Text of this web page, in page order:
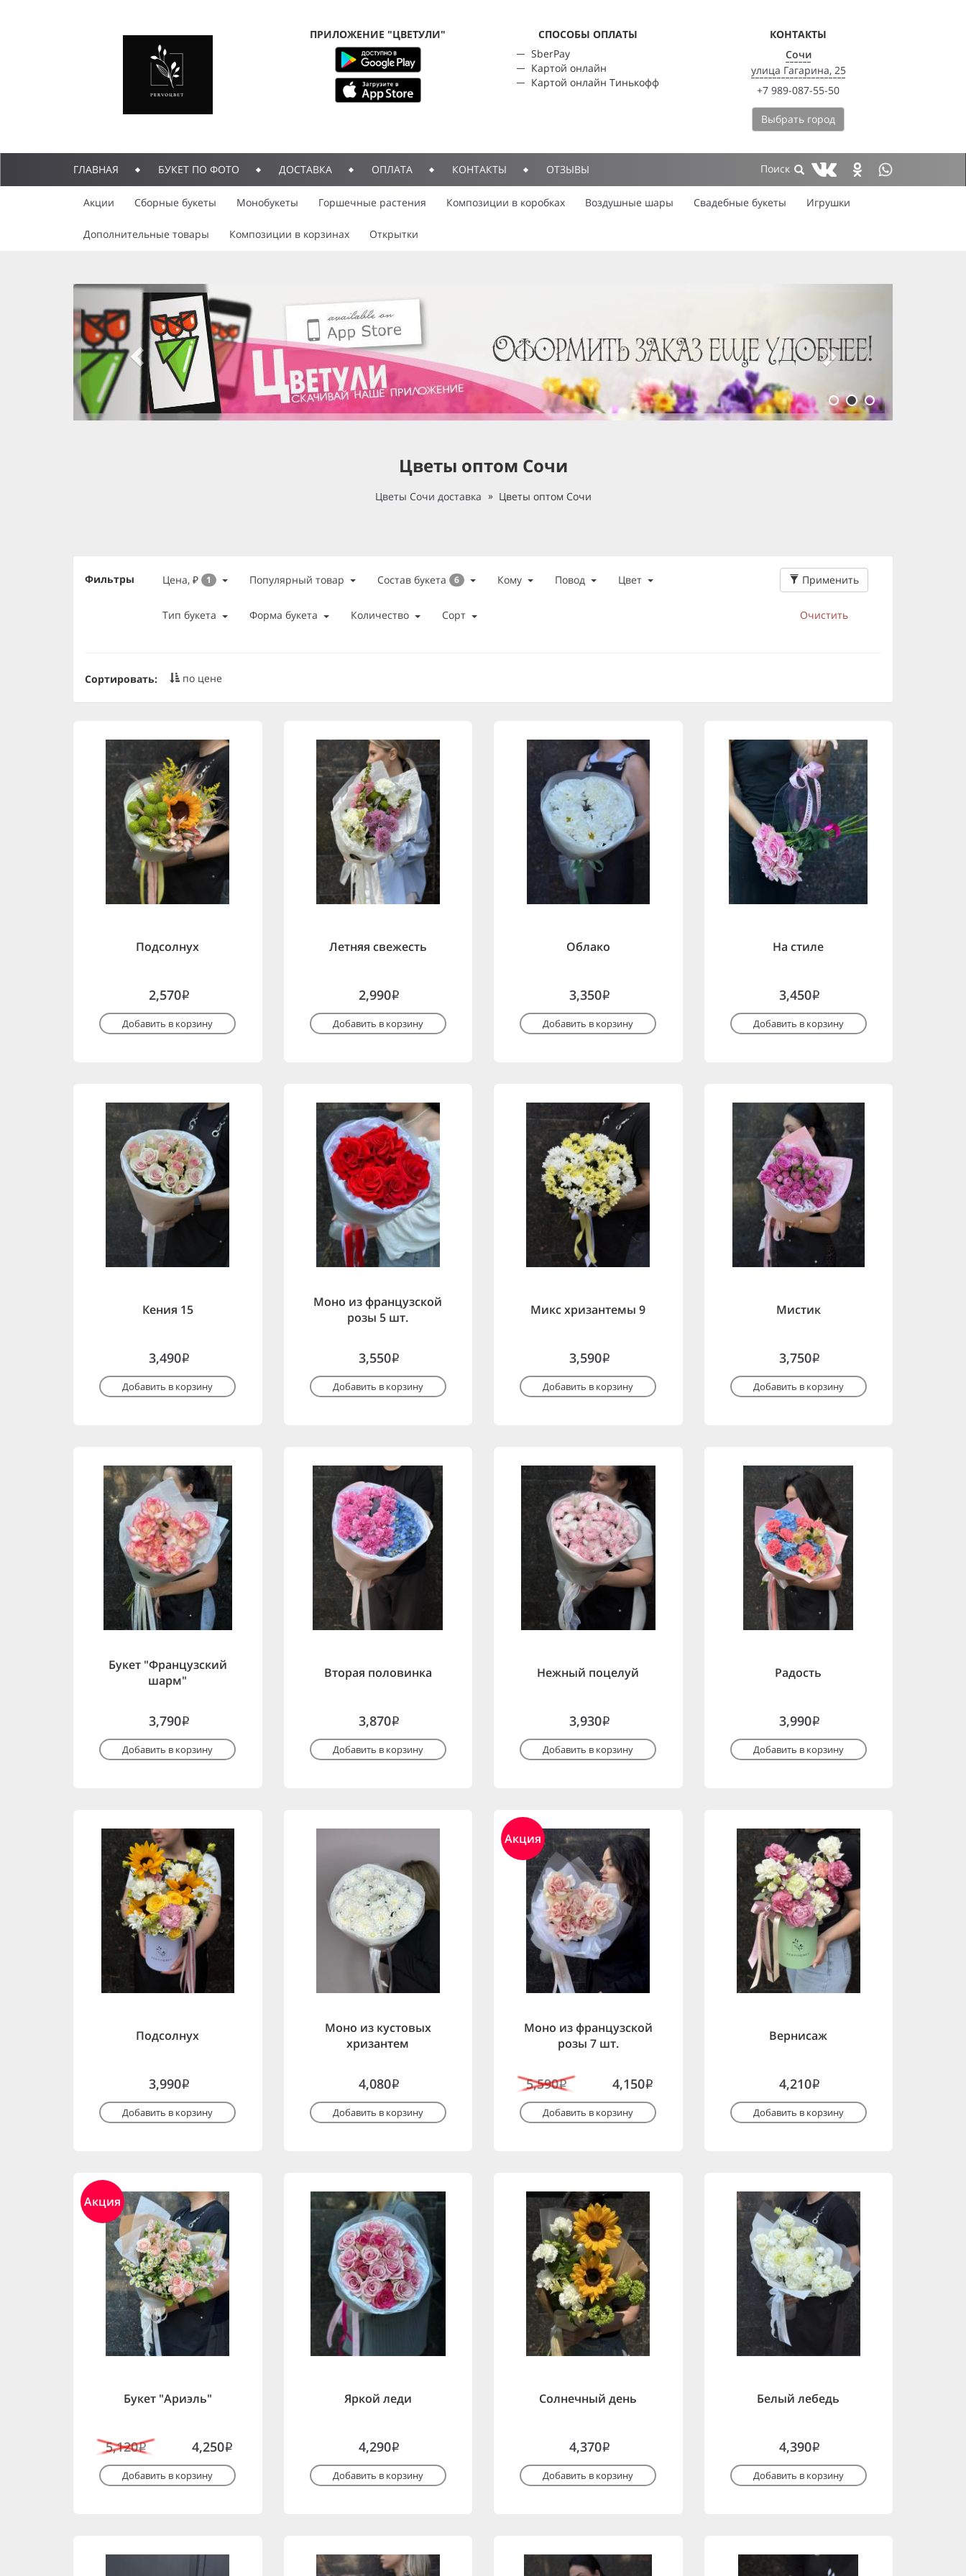
ПРИЛОЖЕНИЕ "ЦВЕТУЛИ"
CПОСОБЫ ОПЛАТЫ
SberPay
Картой онлайн
Картой онлайн Тинькофф
КОНТАКТЫ
Сочи
улица Гагарина, 25
+7 989-087-55-50
Выбрать город
ГЛАВНАЯ БУКЕТ ПО ФОТО ДОСТАВКА ОПЛАТА КОНТАКТЫ ОТЗЫВЫ
Акции Сборные букеты Монобукеты Горшечные растения Композиции в коробках Воздушные шары Свадебные букеты Игрушки
Дополнительные товары Композиции в корзинах Открытки
previous
slide 1 of 3
slide 2 of 3
, currently active
Цветы оптом Сочи
Цветы Сочи доставка Цветы оптом Сочи
Фильтры Цена, ₽ 1 Популярный товар Состав букета 6 Кому Повод Цвет
Тип букета Форма букета Количество Сорт
Применить
Очистить
Сортировать: по цене
Подсолнух
2,570i
Добавить в корзину
Летняя свежесть
2,990i
Добавить в корзину
Облако
3,350i
Добавить в корзину
На стиле
3,450i
Добавить в корзину
Кения 15
3,490i
Добавить в корзину
Моно из французской
розы 5 шт.
3,550i
Добавить в корзину
Микс хризантемы 9
3,590i
Добавить в корзину
Мистик
3,750i
Добавить в корзину
Букет "Французский
шарм"
3,790i
Добавить в корзину
Вторая половинка
3,870i
Добавить в корзину
Нежный поцелуй
3,930i
Добавить в корзину
Радость
3,990i
Добавить в корзину
Подсолнух
3,990i
Добавить в корзину
Моно из кустовых
хризантем
4,080i
Добавить в корзину
Акция
Моно из французской
розы 7 шт.
5,590i 4,150i
Добавить в корзину
Вернисаж
4,210i
Добавить в корзину
Акция
Букет "Ариэль"
5,120i 4,250i
Добавить в корзину
Яркой леди
4,290i
Добавить в корзину
Солнечный день
4,370i
Добавить в корзину
Белый лебедь
4,390i
Добавить в корзину